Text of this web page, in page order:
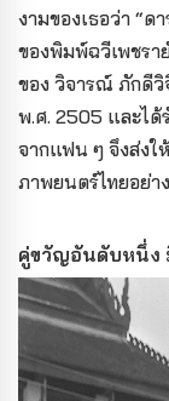
งามของเธอว่า “
ของพิมพ์ฉวีเพชรา
ของ วิจารณ์ ภักดีวิ
พ.ศ. 2505 และไ
จากแฟน ๆ จึงส่งใ
ภาพยนตร์ไทยอย่า
คู่ขวัญอันดับหนึ่ง